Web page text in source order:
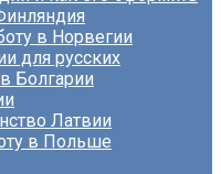
в Норвегии
для русских
Болгарии
Латвии
в Польше